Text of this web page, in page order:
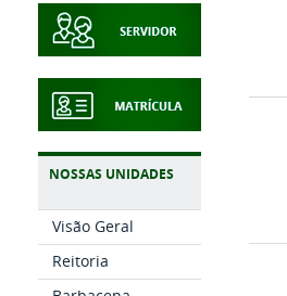
NOSSAS UNIDADES
Visão Geral
Reitoria